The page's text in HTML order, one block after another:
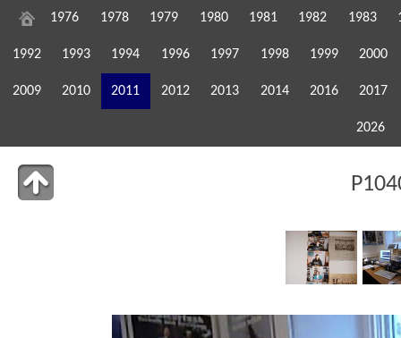
1976 1978 1979 1980 1981 1982 1983
1992 1993 1994 1996 1997 1998 1999 2000
2009 2010 2011 2012 2013 2014 2016 2017
2026